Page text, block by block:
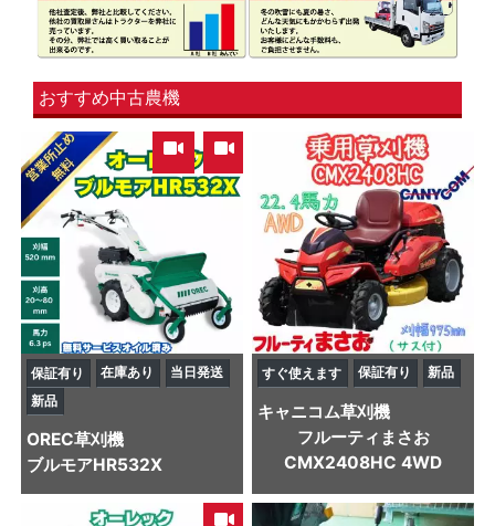
おすすめ中古農機
,
保証有り 在庫あり
当日発送
新品
OREC草刈機
ブルモアHR532X
すぐ使えます 保証有り 新品
キャニコム草刈機
フルーティまさお
CMX2408HC 4WD